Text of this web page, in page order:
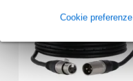
Cookie preferenze